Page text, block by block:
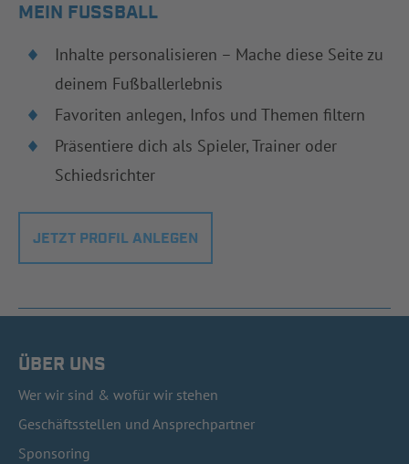
MEIN FUSSBALL
Inhalte personalisieren – Mache diese Seite zu
deinem Fußballerlebnis
Favoriten anlegen, Infos und Themen filtern
Präsentiere dich als Spieler, Trainer oder
Schiedsrichter
JETZT PROFIL ANLEGEN
ÜBER UNS
Wer wir sind & wofür wir stehen
Geschäftsstellen und Ansprechpartner
Sponsoring